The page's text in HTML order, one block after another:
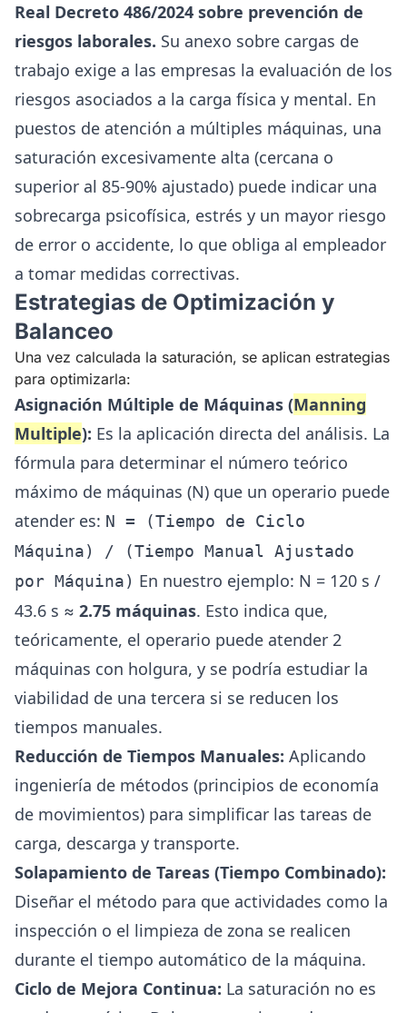
Real Decreto 486/2024 sobre prevención de
riesgos laborales. Su anexo sobre cargas de
trabajo exige a las empresas la evaluación de los
riesgos asociados a la carga física y mental. En
puestos de atención a múltiples máquinas, una
saturación excesivamente alta (cercana o
superior al 85-90% ajustado) puede indicar una
sobrecarga psicofísica, estrés y un mayor riesgo
de error o accidente, lo que obliga al empleador
a tomar medidas correctivas.
Estrategias de Optimización y
Balanceo
Una vez calculada la saturación, se aplican estrategias
para optimizarla:
Asignación Múltiple de Máquinas (Manning
Multiple): Es la aplicación directa del análisis. La
fórmula para determinar el número teórico
máximo de máquinas (N) que un operario puede
atender es: N = (Tiempo de Ciclo
Máquina) / (Tiempo Manual Ajustado
por Máquina) En nuestro ejemplo: N = 120 s /
43.6 s ≈ 2.75 máquinas. Esto indica que,
teóricamente, el operario puede atender 2
máquinas con holgura, y se podría estudiar la
viabilidad de una tercera si se reducen los
tiempos manuales.
Reducción de Tiempos Manuales: Aplicando
ingeniería de métodos (principios de economía
de movimientos) para simplificar las tareas de
carga, descarga y transporte.
Solapamiento de Tareas (Tiempo Combinado):
Diseñar el método para que actividades como la
inspección o el limpieza de zona se realicen
durante el tiempo automático de la máquina.
Ciclo de Mejora Continua: La saturación no es